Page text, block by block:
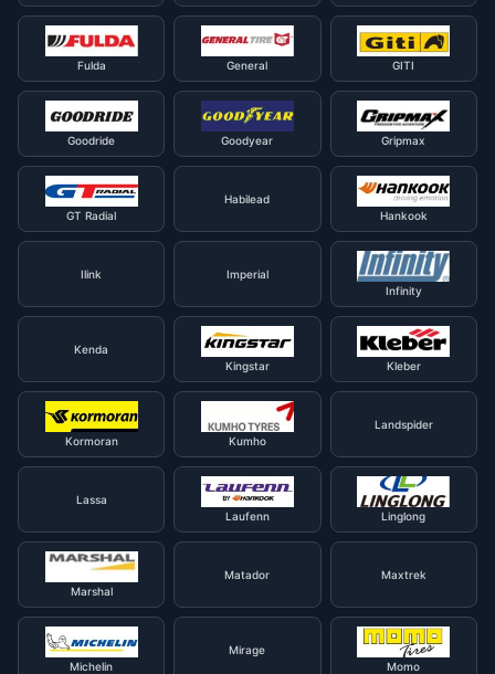
Fulda General GITI
Goodride Goodyear Gripmax
GT Radial
Habilead
Hankook
Ilink
Imperial
Infinity
Kenda
Kingstar
Kleber
Kormoran Kumho
Landspider
Lassa
Laufenn
Linglong
Marshal
Matador Maxtrek
Michelin
Mirage
Momo